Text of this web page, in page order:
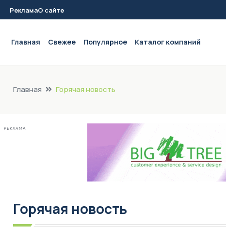
РекламаО сайте
Главная Свежее Популярное Каталог компаний
Главная Горячая новость
РЕКЛАМА
Горячая новость